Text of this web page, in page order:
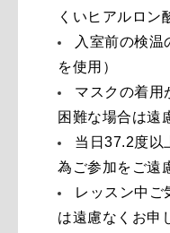
くいヒアルロン
入室前の検温
を使用）
マスクの着用
困難な場合は遠
当日37.2度以
為ご参加をご遠
レッスン中ご
は遠慮なくお申